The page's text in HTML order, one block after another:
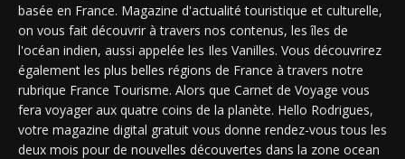
basée en France. Magazine d'actualité touristique et culturelle,
on vous fait découvrir à travers nos contenus, les îles de
l'océan indien, aussi appelée les Iles Vanilles. Vous découvrirez
également les plus belles régions de France à travers notre
rubrique France Tourisme. Alors que Carnet de Voyage vous
fera voyager aux quatre coins de la planète. Hello Rodrigues,
votre magazine digital gratuit vous donne rendez-vous tous les
deux mois pour de nouvelles découvertes dans la zone ocean